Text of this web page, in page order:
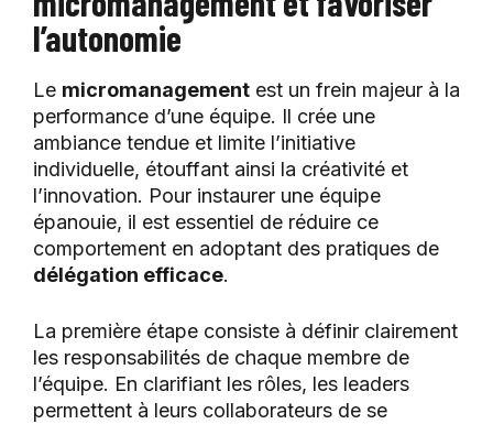
l’autonomie
Le micromanagement est un frein majeur à la
performance d’une équipe. Il crée une
ambiance tendue et limite l’initiative
individuelle, étouffant ainsi la créativité et
l’innovation. Pour instaurer une équipe
épanouie, il est essentiel de réduire ce
comportement en adoptant des pratiques de
délégation efficace.
La première étape consiste à définir clairement
les responsabilités de chaque membre de
l’équipe. En clarifiant les rôles, les leaders
permettent à leurs collaborateurs de se